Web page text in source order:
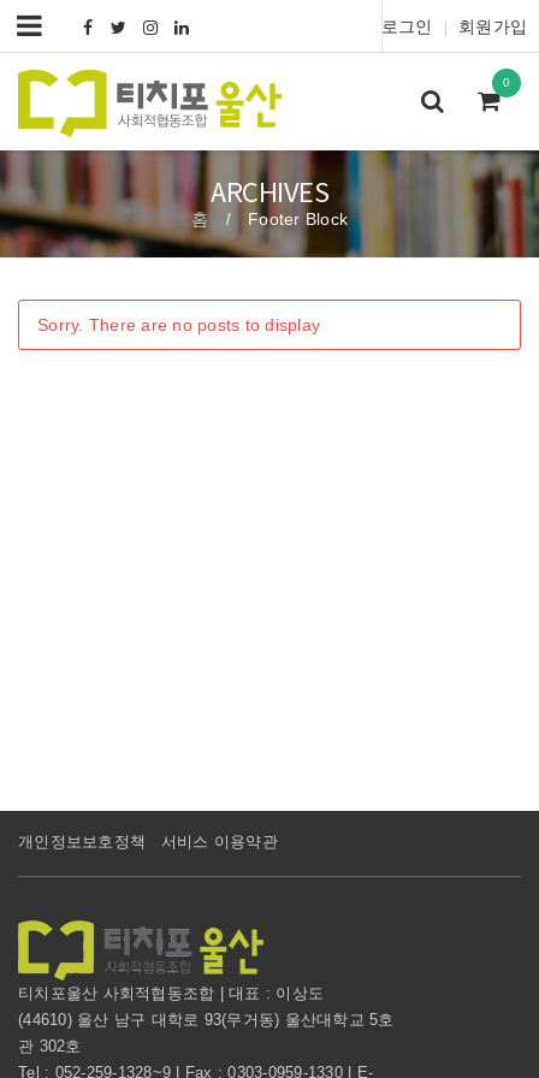
로그인 회원가입
0
ARCHIVES
홈 / Footer Block
Sorry. There are no posts to display
개인정보보호정책 서비스 이용약관
티치포울산 사회적협동조합 | 대표 : 이상도
(44610) 울산 남구 대학로 93(무거동) 울산대학교 5호
관 302호
Tel : 052-259-1328~9 | Fax : 0303-0959-1330 | E-